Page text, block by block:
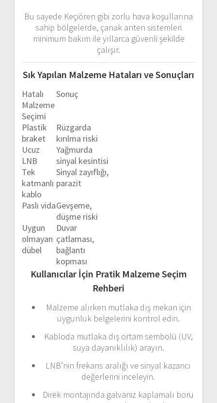
Bu sayede Keçiören gibi zorlu hava koşullarına
sahip bölgelerde, çanak anten sistemleri
minimum bakım ile yıllarca güvenli şekilde
çalışır.
SıkYapılan Malzeme Hataları veSonuçları
Hatalı
Malzeme
Seçimi
Sonuç
Plastik
braket
Rüzgarda
kırılma riski
Ucuz
LNB
Yağmurda
sinyal kesintisi
Tek
katmanlı
kablo
Sinyal zayıflığı,
parazit
Paslı vidaGevşeme,
düşme riski
Uygun
olmayan
dübel
Duvar
çatlaması,
bağlantı
kopması
Kullanıcılar İçin Pratik MalzemeSeçim
Rehberi
Malzeme alırken mutlaka dış mekan için
uygunluk belgelerini kontrol edin.
Kabloda mutlaka dış ortam sembolü (UV,
suya dayanıklılık) arayın.
LNB’nin frekans aralığı ve sinyal kazancı
değerlerini inceleyin.
Direk montajında galvaniz kaplamalı boru